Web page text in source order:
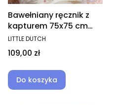
Bawełniany ręcznik z
kapturem 75x75 cm
Fairy Wonders
PRODUCENT
LITTLE DUTCH
Cena
109,00 zł
Do koszyka